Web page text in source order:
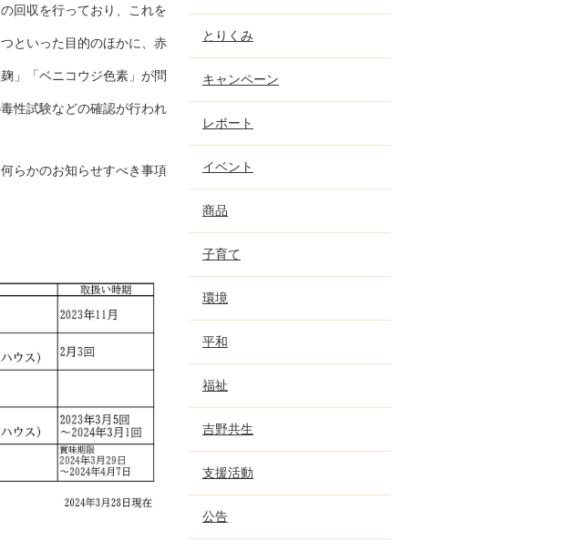
回収を行っており、これを
といった目的のほかに、赤
」「ベニコウジ色素」が問
性試験などの確認が行われ
らかのお知らせすべき事項
とりくみ
キャンペーン
レポート
イベント
商品
子育て
環境
平和
福祉
吉野共生
支援活動
公告